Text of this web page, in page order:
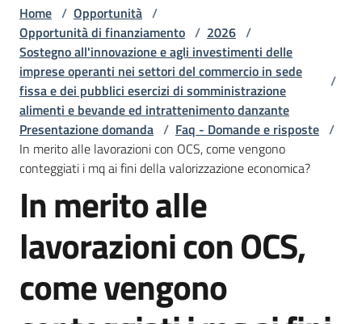
regionale -
Fesr
Novità
Programmi
e
strategie
Home / Opportunità /
Opportunità di finanziamento / 2026 /
Sostegno all'innovazione e agli investimenti delle
imprese operanti nei settori del commercio in sede
fissa e dei pubblici esercizi di somministrazione
alimenti e bevande ed intrattenimento danzante
/
Presentazione domanda / Faq - Domande e risposte /
In merito alle lavorazioni con OCS, come vengono
conteggiati i mq ai fini della valorizzazione economica?
Salta al contenuto
In merito alle
lavorazioni con OCS,
come vengono